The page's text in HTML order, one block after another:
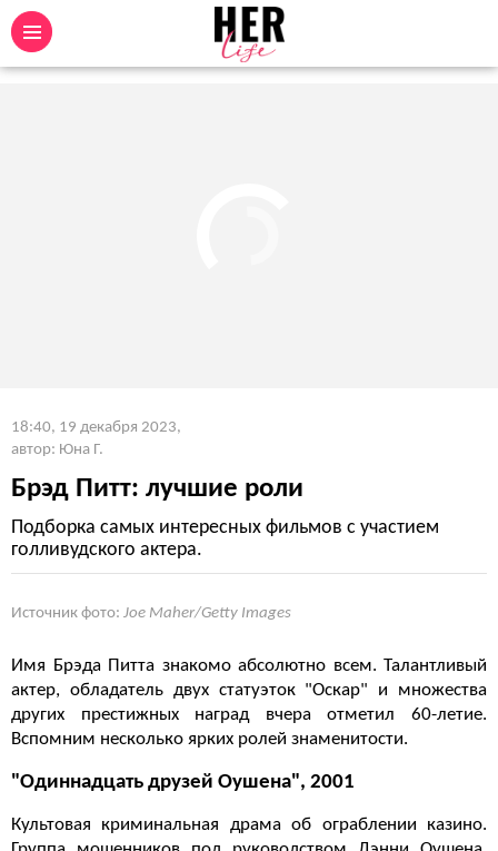
18:40, 19 декабря 2023,
автор: Юна Г.
Брэд Питт: лучшие роли
Подборка самых интересных фильмов с участием
голливудского актера.
Источник фото: Joe Maher/Getty Images
Имя Брэда Питта знакомо абсолютно всем. Талантливый
актер, обладатель двух статуэток "Оскар" и множества
других престижных наград вчера отметил 60-летие.
Вспомним несколько ярких ролей знаменитости.
"Одиннадцать друзей Оушена", 2001
Культовая криминальная драма об ограблении казино.